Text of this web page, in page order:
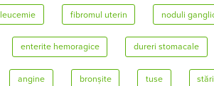
leucemie fibromul uterin noduli
enterite hemoragice dureri stomacale
angine bronșite tuse